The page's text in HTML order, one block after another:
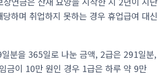
하며 취업하지 못하는 경우 휴업급여 대신
분을 365일로 나눈 금액, 2급은 291일분,
금이 10만 원인 경우 1급은 하루 약 9만